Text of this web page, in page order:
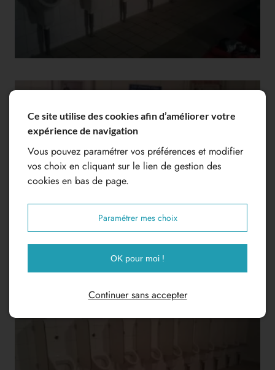
Ce site utilise des cookies afin d’améliorer votre
expérience de navigation
Vous pouvez paramétrer vos préférences et modifier
vos choix en cliquant sur le lien de gestion des
cookies en bas de page.
Paramétrer mes choix
OK pour moi !
Continuer sans accepter